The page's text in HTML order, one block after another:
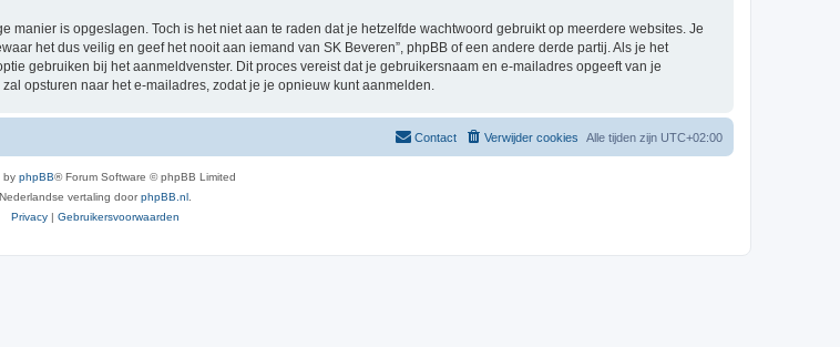
is opgeslagen. Toch is het niet aan te raden dat je hetzelfde wachtwoord gebruikt op meerdere websites. Je
het dus veilig en geef het nooit aan iemand van SK Beveren”, phpBB of een andere derde partij. Als je het
gebruiken bij het aanmeldvenster. Dit proces vereist dat je gebruikersnaam en e-mailadres opgeeft van je
opsturen naar het e-mailadres, zodat je je opnieuw kunt aanmelden.
Alle tijden zijn UTC+02:00
Verwijder cookies
Contact
by phpBB® Forum Software © phpBB Limited
Nederlandse vertaling doorphpBB.nl
Privacy | Gebruikersvoorwaarden